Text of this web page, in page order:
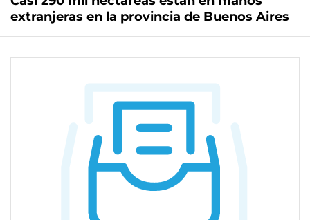
extranjeras en la provincia de Buenos Aires